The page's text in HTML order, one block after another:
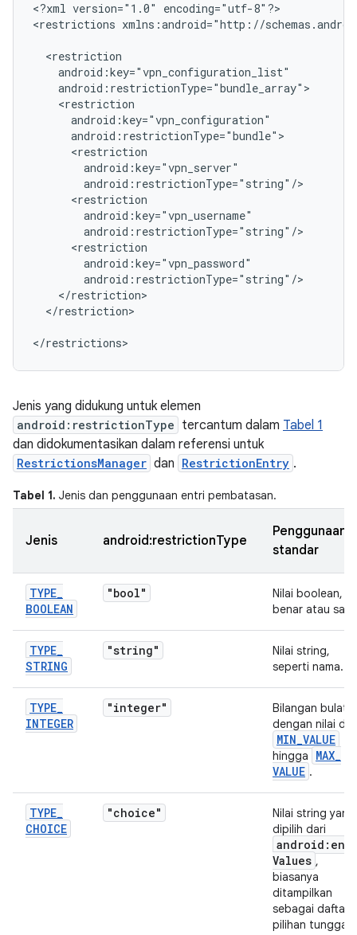
<?xml version="1.0"
encoding="utf-8"?>
<restrictions xmlns:android="http://
</restriction>
</restrictions>
Jenis yang didukung untuk elemen
android:restrictionType tercantum dalam Tabel 1
dan didokumentasikan dalam referensi untuk
RestrictionsManager dan RestrictionEntry .
Tabel 1. Jenis dan penggunaan entri pembatasan.
Jenis android:restrictionType
Penggunaan
standar
TYPE_
BOOLEAN
"bool"
Nilai boolean,
benar atau
TYPE_
STRING
"string"
Nilai string,
seperti nama.
TYPE_
INTEGER
"integer"
Bilangan bulat
dengan nilai
MIN_VALUE
hingga MAX_
VALUE .
TYPE_
CHOICE
"choice"
Nilai string yang
dipilih dari
Values ,
biasanya
ditampilkan
sebagai daftar
pilihan tunggal.